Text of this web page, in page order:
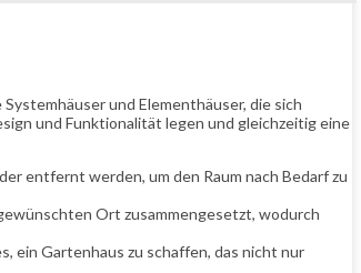
und Elementhäuser, die sich
und Funktionalität legen und gleichzeitig eine
entfernt werden, um den Raum nach Bedarf zu
Ort zusammengesetzt, wodurch
ein Gartenhaus zu schaffen, das nicht nur